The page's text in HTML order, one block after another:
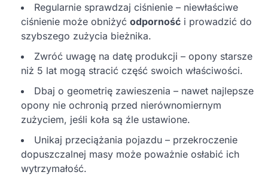
Regularnie sprawdzaj ciśnienie – niewłaściwe
ciśnienie może obniżyć odporność i prowadzić do
szybszego zużycia bieżnika.
Zwróć uwagę na datę produkcji – opony starsze
niż 5 lat mogą stracić część swoich właściwości.
Dbaj o geometrię zawieszenia – nawet najlepsze
opony nie ochronią przed nierównomiernym
zużyciem, jeśli koła są źle ustawione.
Unikaj przeciążania pojazdu – przekroczenie
dopuszczalnej masy może poważnie osłabić ich
wytrzymałość.